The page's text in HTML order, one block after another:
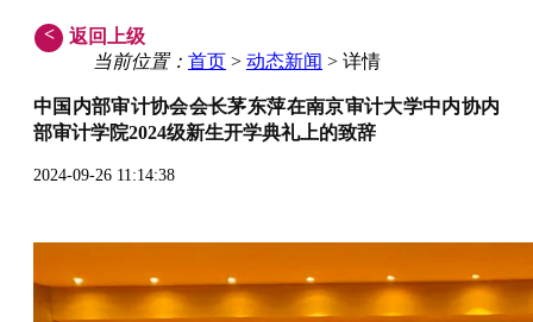
<
返回上级
当前位置： 首页 > 动态新闻 > 详情
中国内部审计协会会长茅东萍在南京审计大学中内协内
部审计学院2024级新生开学典礼上的致辞
2024-09-26 11:14:38